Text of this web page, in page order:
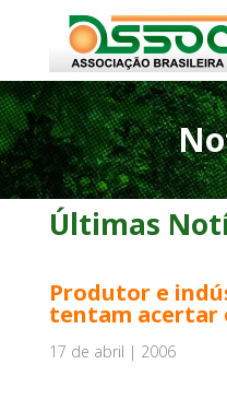
Últimas
Produtor e
tentam acertar
17 de abril | 2006